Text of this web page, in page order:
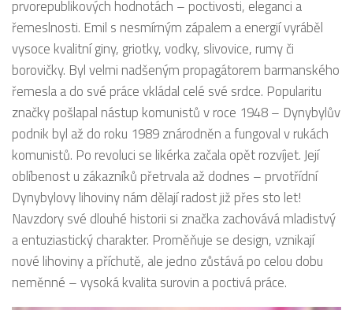
prvorepublikových hodnotách – poctivosti, eleganci a
řemeslnosti. Emil s nesmírným zápalem a energií vyráběl
vysoce kvalitní giny, griotky, vodky, slivovice, rumy či
borovičky. Byl velmi nadšeným propagátorem barmanského
řemesla a do své práce vkládal celé své srdce. Popularitu
značky pošlapal nástup komunistů v roce 1948 – Dynybylův
podnik byl až do roku 1989 znárodněn a fungoval v rukách
komunistů. Po revoluci se likérka začala opět rozvíjet. Její
oblíbenost u zákazníků přetrvala až dodnes – prvotřídní
Dynybylovy lihoviny nám dělají radost již přes sto let!
Navzdory své dlouhé historii si značka zachovává mladistvý
a entuziastický charakter. Proměňuje se design, vznikají
nové lihoviny a příchutě, ale jedno zůstává po celou dobu
neměnné – vysoká kvalita surovin a poctivá práce.